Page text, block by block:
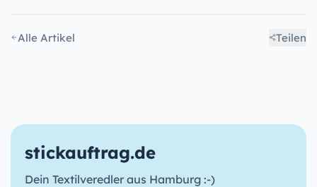
Alle Artikel Teilen
stickauftrag.de
Dein Textilveredler aus Hamburg :-)